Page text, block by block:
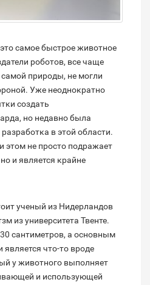
самое быстрое животное
роботов, все чаще
природы, не могли
Уже неоднократно
создать
но недавно была
в этой области.
этом не просто подражает
и является крайне
ученый из Нидерландов
из университета Твенте.
сантиметров, а основным
что-то вроде
у животного выполняет
и использующей